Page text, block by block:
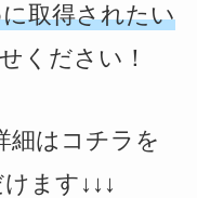
取得されたい
ください！
細はコチラを
ます↓↓↓